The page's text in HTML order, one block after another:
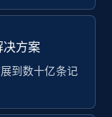
方案
到数十亿条记